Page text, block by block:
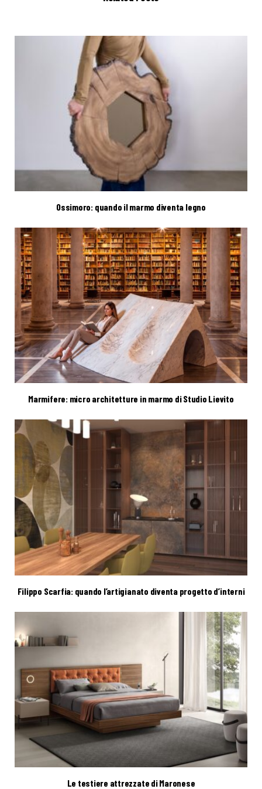
Ossimoro: quando il marmo diventa legno
Marmifere: micro architetture in marmo di Studio Lievito
Filippo Scarfia: quando l’artigianato diventa progetto d’interni
Le testiere attrezzate di Maronese